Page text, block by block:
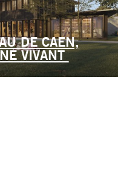
DE CAEN,
VIVANT